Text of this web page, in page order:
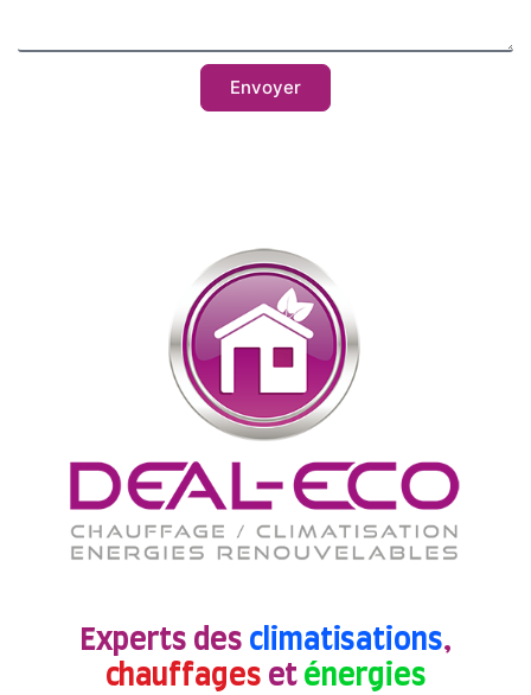
Envoyer
Experts des climatisations,
chauffages et énergies